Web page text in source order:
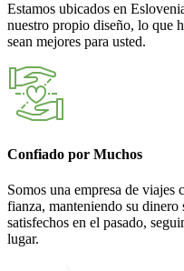
Estamos ubicados en
nuestro propio diseño, lo que
sean mejores para usted.
Confiado por Muchos
Somos una empresa de viajes
fianza, manteniendo su
satisfechos en el pasado,
lugar.